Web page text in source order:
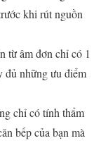
khi rút nguồn
từ âm đơn chỉ có 1
đủ những ưu điểm
chỉ có tính thẩm
bếp của bạn mà